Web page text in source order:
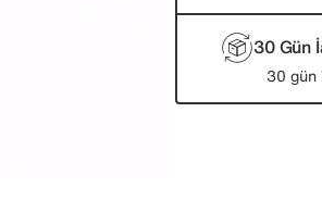
30 Gün
30 gün